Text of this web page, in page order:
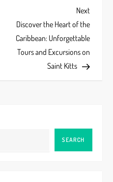
Next
Post
Next
Discover the Heart of the
Caribbean: Unforgettable
Tours and Excursions on
Saint Kitts
SEARCH